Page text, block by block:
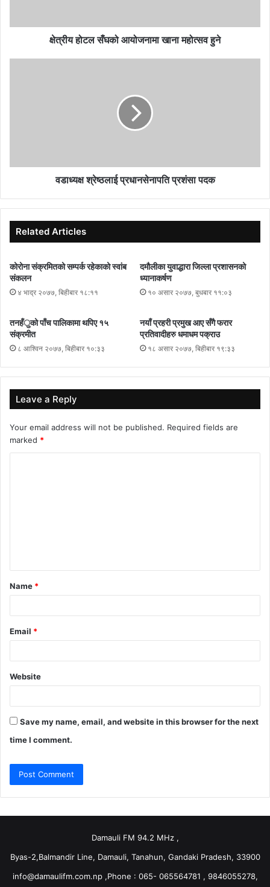
क्षेत्रीय होटल सँघको आयोजनामा खाना महोत्सव हुने
वडाध्यक्ष श्रेष्ठलाई प्रधानसेनापति प्रशंसा पदक
Related Articles
कोरोना संक्रमितको सम्पर्क रहेकाको स्वांब
संकलन
४ भाद्र २०७७, बिहीबार १८:११
दमौलीका युवाद्धारा जिल्ला प्रशासनको
ध्यानाकर्षण
१० असार २०७७, बुधबार ११:०३
तनहँुको पाँच पालिकामा थपिए १५
संक्रमीत
८ आश्विन २०७७, बिहीबार १०:३३
नयाँ प्रहरी प्रमुख आए सँगै फरार
प्रतिवादीहरु धमाधम पक्राउ
१८ असार २०७७, बिहीबार १९:३३
Leave a Reply
Your email address will not be published. Required fields are
marked *
t
*
Name *
Email *
Website
Save my name, email, and website in this browser for the next
time I comment.
Damauli FM 94.2 MHz ,
Byas-2,Balmandir Line, Damauli, Tanahun, Gandaki Pradesh, 33900
info@damaulifm.com.np,Phone : 065- 065564781 , 9846055278,